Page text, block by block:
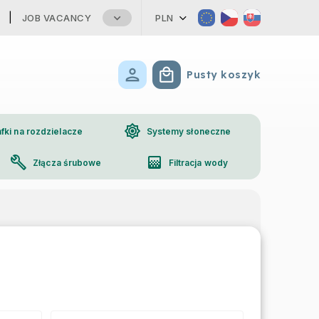
JOB VACANCY PLN
Koszyk
Pusty koszyk
na rozdzielacze brightness_high Systemy słoneczne
build Złącza śrubowe gradient Filtracja wody